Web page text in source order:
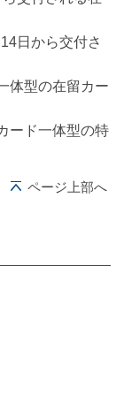
日から交付さ
体型の在留カー
ード一体型の特
ページ上部へ